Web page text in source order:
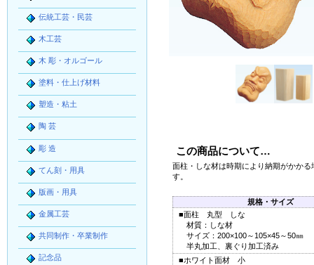
この商品について…
面柱・しな材は時期により納期がかかる
す。
規格・サイズ
■面柱 丸型 しな
材質：しな材
サイズ：200×100～105×45～50㎜
半丸加工、裏ぐり加工済み
■ホワイト面材 小
伝統工芸・民芸
木工芸
木 彫・オルゴール
塗料・仕上げ材料
塑造・粘土
陶 芸
彫 造
てん刻・用具
版画・用具
金属工芸
共同制作・卒業制作
記念品